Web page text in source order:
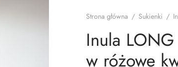
Strona główna / Sukienki /
Inula
w różowe